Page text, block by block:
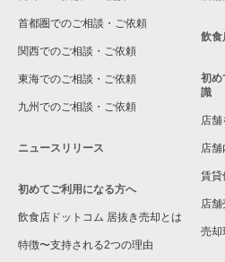
大東市の飲食店の居抜き売却物件の
箕面市の飲食店の居抜き売却物件の
大阪市淀川区の飲食店の居抜き売却
大阪市東成区の飲食店の居抜き売却
大阪市城東区の飲食店の居抜き売却
大阪市旭区の飲食店の居抜き売却物
首都圏でのご相談・ご依頼
関西でのご相談・ご依頼
東海でのご相談・ご依頼
九州でのご相談・ご依頼
ニュースリリース
初めてご利用になる方へ
飲食店ドットコム 居抜き売却とは
特徴〜支持される2つの理由
飲食
初め
識
店
店舗
賃貸
店舗
売却